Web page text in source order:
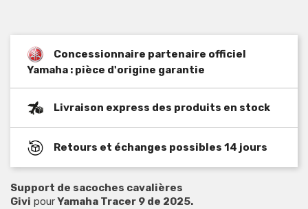
Concessionnaire partenaire officiel
Yamaha : pièce d'origine garantie
Livraison express des produits en stock
Retours et échanges possibles 14 jours
Support de sacoches cavalières
Givi pourYamaha Tracer 9 de 2025.